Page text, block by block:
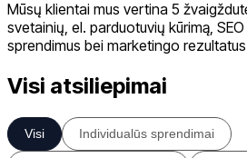
Mūsų klientai mus vertina 5
svetainių, el. parduotuvių kūrimą,
sprendimus bei marketingo
Visi atsiliepimai
Visi Individualūs sprendimai